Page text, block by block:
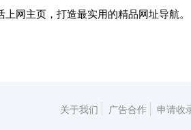
网主页，打造最实用的精品网址导航。
关于我们 广告合作 申请收